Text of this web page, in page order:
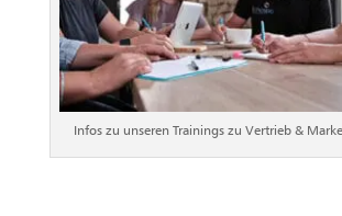
Infos zu unseren Trainings zu Vertrieb &